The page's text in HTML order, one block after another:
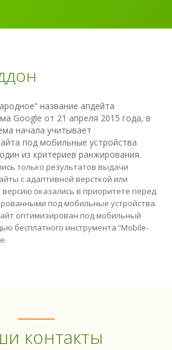
название апдейта
Google от 21 апреля 2015 года, в
начала учитывает
под мобильные устройства
из критериев ранжирования.
только результатов выдачи
с адаптивной версткой или
оказались в приоритете перед
под мобильные устройства.
оптимизирован под мобильный
бесплатного инструмента “Mobile-
контакты